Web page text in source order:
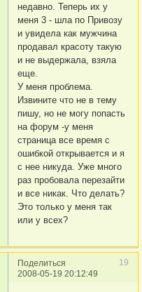
недавно. Теперь их у
меня 3 - шла по Привозу
и увидела как мужчина
продавал красоту такую
и не выдержала, взяла
еще.
У меня проблема.
Извините что не в тему
пишу, но не могу попасть
на форум -у меня
страница все время с
ошибкой открывается и я
с нее никуда. Уже много
раз пробовала перезайти
и все никак. Что делать?
Это только у меня так
или у всех?
Поделиться
19
2008-05-19 20:12:49